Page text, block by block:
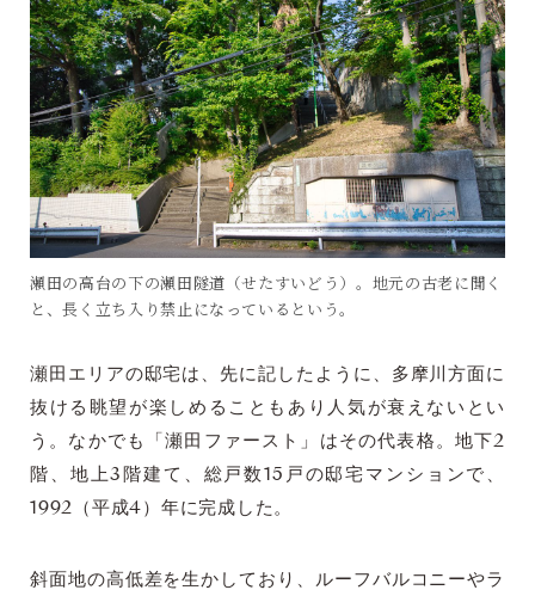
瀬田の高台の下の瀬田隧道（せたすいどう）。地元の古老に聞く
と、長く立ち入り禁止になっているという。
瀬田エリアの邸宅は、先に記したように、多摩川方面に
抜ける眺望が楽しめることもあり人気が衰えないとい
う。なかでも「瀬田ファースト」はその代表格。地下2
階、地上3階建て、総戸数15戸の邸宅マンションで、
1992（平成4）年に完成した。
斜面地の高低差を生かしており、ルーフバルコニーやラ